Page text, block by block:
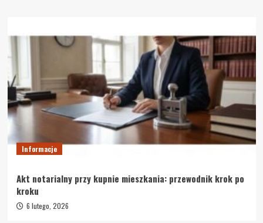
Informacje
Akt notarialny przy kupnie mieszkania: przewodnik krok po
kroku
6 lutego, 2026